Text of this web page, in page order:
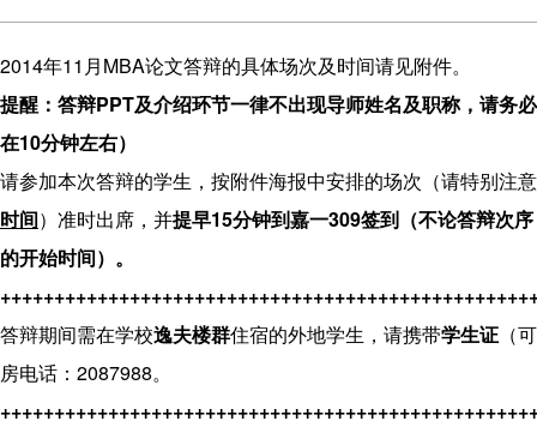
念
项
目
特
色
师
量
发
态
申
请
南
招
答
BDP
项目
下载
奖励
与助
业
展
2014年11月MBA论文答辩的具体场次及时间请见附件。
提醒：答辩PPT及介绍环节一律不出现导师姓名及职称，请务
在10分钟左右）
请参加本次答辩的学生，按附件海报中安排的场次（请特别注
时间）准时出席，并提早15分钟到嘉一309签到（不论答辩次
的开始时间）。
答辩期间需在学校逸夫楼群住宿的外地学生，请携带学生证 （
房电话：2087988。